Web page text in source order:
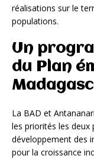
réalisations sur le
populations.
Un
du Plan
La BAD et
les priorités les deux
développement des
pour la croissance